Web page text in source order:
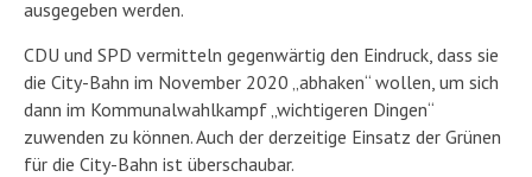
ausgegeben werden.
CDU und SPD vermitteln gegenwärtig den Eindruck, dass sie
die City-Bahn im November 2020 „abhaken“ wollen, um sich
dann im Kommunalwahlkampf „wichtigeren Dingen“
zuwenden zu können. Auch der derzeitige Einsatz der Grünen
für die City-Bahn ist überschaubar.